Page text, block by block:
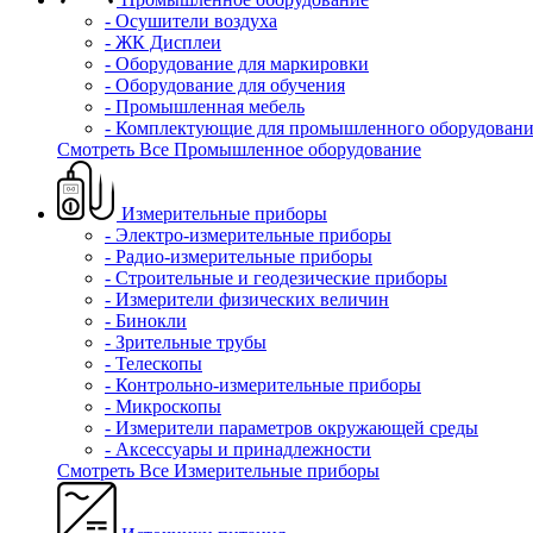
- Осушители воздуха
- ЖК Дисплеи
- Оборудование для маркировки
- Оборудование для обучения
- Промышленная мебель
- Комплектующие для промышленного
Смотреть Все Промышленное оборудование
Измерительные приборы
- Электро-измерительные приборы
- Радио-измерительные приборы
- Строительные и геодезические приборы
- Измерители физических величин
- Бинокли
- Зрительные трубы
- Телескопы
- Контрольно-измерительные приборы
- Микроскопы
- Измерители параметров окружающей среды
- Аксессуары и принадлежности
Смотреть Все Измерительные приборы